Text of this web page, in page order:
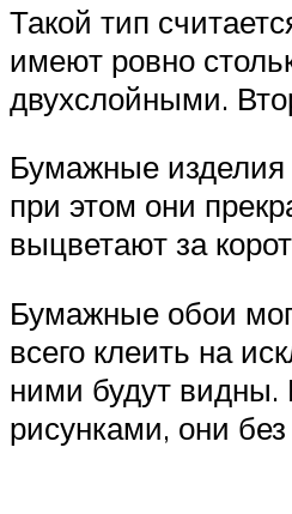
Такой тип
имеют ровно
двухслойными.
Бумажные изделия
при этом они
выцветают за
Бумажные обои
всего клеить на
ними будут
рисунками, они